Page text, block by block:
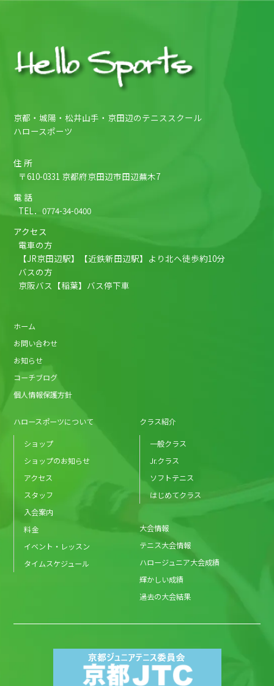
京都・城陽・松井山手・京田辺のテニススクール
ハロースポーツ
住 所
〒610-0331 京都府京田辺市田辺蕪木7
電 話
TEL．0774-34-0400
アクセス
電車の方
【JR京田辺駅】【近鉄新田辺駅】より北へ徒歩約10分
バスの方
京阪バス【稲葉】バス停下車
ホーム
お問い合わせ
お知らせ
コーチブログ
個人情報保護方針
ハロースポーツについて
ショップ
ショップのお知らせ
アクセス
スタッフ
入会案内
料金
イベント・レッスン
タイムスケジュール
クラス紹介
一般クラス
Jr.クラス
ソフトテニス
はじめてクラス
大会情報
テニス大会情報
ハロージュニア大会成績
輝かしい成績
過去の大会結果